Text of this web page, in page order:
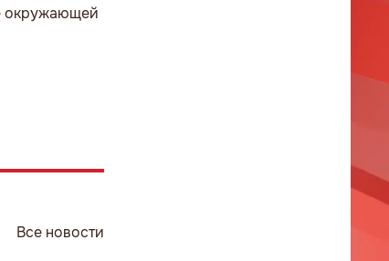
окружающей
Все новости